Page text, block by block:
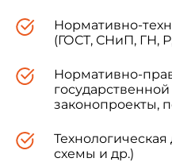
В стандарте
рекомендаций ИСО по
Нормативно-
(ГОСТ, СНиП, ГН,
Нормативно-
законопроекты,
схемы и др.)